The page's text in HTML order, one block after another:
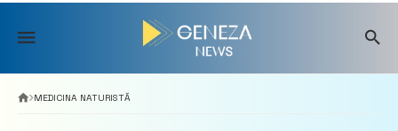
Skip
content
MEDICINA NATURISTĂ